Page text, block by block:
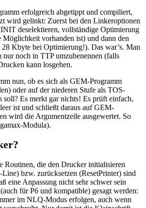
erfolgreich abgetippt und compiliert,
wird gelinkt: Zuerst bei den Linkeroptionen
deselektieren, vollständige Optimierung
Möglichkeit vorhanden ist) und dann den
Kbyte bei Optimierung!). Das war’s. Man
nur noch in TTP umzubenennen (falls
kann losgehen.
nun, ob es sich als GEM-Programm
oder auf der niederen Stufe als TOS-
soll? Es merkt gar nichts! Es prüft einfach,
ist und schließt daraus auf GEM-
wird die Argumentzeile ausgewertet. So
Modula).
Routinen, die den Drucker initialisieren
bzw. zurücksetzen (ResetPrinter) sind
eine Anpassung nicht sehr schwer sein
für P6 und kompatible) gesagt werden:
im NLQ-Modus erfolgen, auch wenn